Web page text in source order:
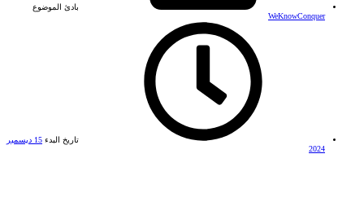
بادئ الموضوع
WeKnowConquer
تاريخ البدء
15 ديسمبر
2024